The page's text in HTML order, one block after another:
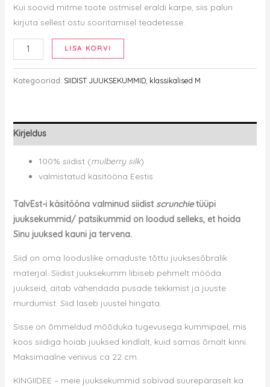
Kui soovid mitme toote ostmisel eraldi karpe, siis palun
kirjuta sellest ostu sooritamisel teadetesse.
Siidist
juuksekumm
-
kogus
LISA KORVI
Kategooriad: SIIDIST JUUKSEKUMMID, klassikalised M
Kirjeldus
100% siidist (mulberry silk)
valmistatud käsitööna Eestis
TalvEst-i käsitööna valminud siidist scrunchietüüpi
juuksekummid/ patsikummid on loodud selleks, et hoida
Sinu juuksed kauni ja tervena.
Siid on oma looduslike omaduste tõttu juuksesõbralik
materjal. Siidist juuksekumm libiseb pehmelt mööda
juukseid, aitab vähendada pusade tekkimist ja juuste
murdumist. Siid laseb juustel hingata.
Sisse on õmmeldud mõõduka tugevusega kummipael, mis
koos siidiga hoiab juuksed kindlalt, kuid samas õrnalt kinni.
Maksimaalne venivus ca 22 cm.
KINGIIDEE – meie juuksekummid sobivad suurepäraselt ka